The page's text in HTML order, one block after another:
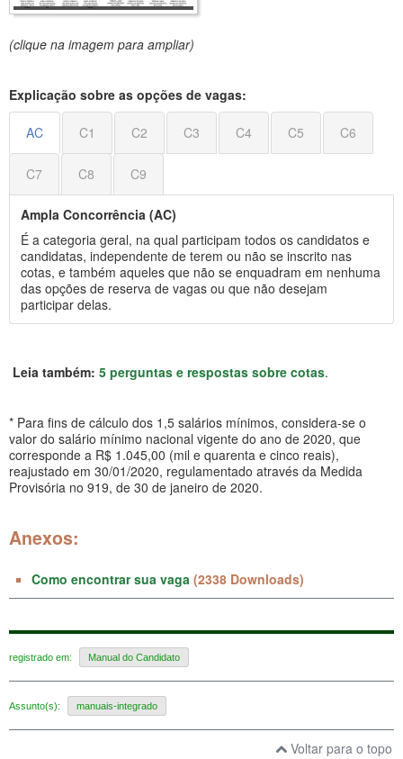
(clique na imagem para ampliar)
Explicação sobre as opções de vagas:
AC C1 C2 C3 C4 C5 C6
C7 C8 C9
Ampla Concorrência (AC)
É a categoria geral, na qual participam todos os candidatos e
candidatas, independente de terem ou não se inscrito nas
cotas, e também aqueles que não se enquadram em nenhuma
das opções de reserva de vagas ou que não desejam
participar delas.
Leia também: 5 perguntas e respostas sobre cotas.
* Para fins de cálculo dos 1,5 salários mínimos, considera-se o
valor do salário mínimo nacional vigente do ano de 2020, que
corresponde a R$ 1.045,00 (mil e quarenta e cinco reais),
reajustado em 30/01/2020, regulamentado através da Medida
Provisória no 919, de 30 de janeiro de 2020.
Anexos:
Como encontrar sua vaga (2338 Downloads)
registrado em: Manual do Candidato
Assunto(s): manuais-integrado
Voltar para o topo